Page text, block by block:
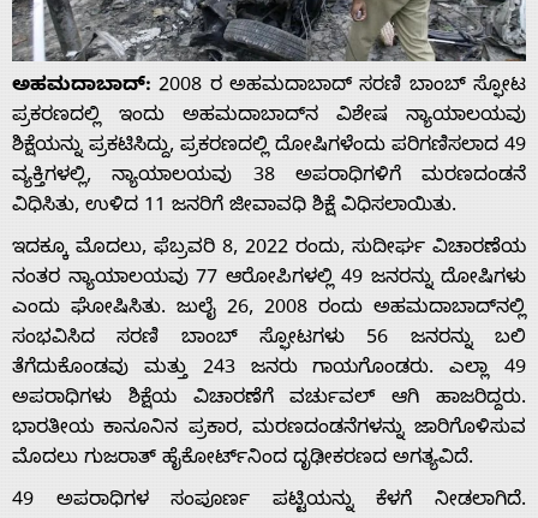
Home
About
ಅಹಮದಾಬಾದ್: 2008 ರ ಅಹಮದಾಬಾದ್ ಸರಣಿ ಬಾಂಬ್ ಸ್ಫೋಟ
ಪ್ರಕರಣದಲ್ಲಿ ಇಂದು ಅಹಮದಾಬಾದ್‌ನ ವಿಶೇಷ ನ್ಯಾಯಾಲಯವು
ಶಿಕ್ಷೆಯನ್ನು ಪ್ರಕಟಿಸಿದ್ದು, ಪ್ರಕರಣದಲ್ಲಿ ದೋಷಿಗಳೆಂದು ಪರಿಗಣಿಸಲಾದ 49
ವ್ಯಕ್ತಿಗಳಲ್ಲಿ, ನ್ಯಾಯಾಲಯವು 38 ಅಪರಾಧಿಗಳಿಗೆ ಮರಣದಂಡನೆ
ವಿಧಿಸಿತು, ಉಳಿದ 11 ಜನರಿಗೆ ಜೀವಾವಧಿ ಶಿಕ್ಷೆ ವಿಧಿಸಲಾಯಿತು.
ಇದಕ್ಕೂ ಮೊದಲು, ಫೆಬ್ರವರಿ 8, 2022 ರಂದು, ಸುದೀರ್ಘ ವಿಚಾರಣೆಯ
ನಂತರ ನ್ಯಾಯಾಲಯವು 77 ಆರೋಪಿಗಳಲ್ಲಿ 49 ಜನರನ್ನು ದೋಷಿಗಳು
ಎಂದು ಘೋಷಿಸಿತು. ಜುಲೈ 26, 2008 ರಂದು ಅಹಮದಾಬಾದ್‌ನಲ್ಲಿ
ಸಂಭವಿಸಿದ ಸರಣಿ ಬಾಂಬ್ ಸ್ಫೋಟಗಳು 56 ಜನರನ್ನು ಬಲಿ
ತೆಗೆದುಕೊಂಡವು ಮತ್ತು 243 ಜನರು ಗಾಯಗೊಂಡರು. ಎಲ್ಲಾ 49
ಅಪರಾಧಿಗಳು ಶಿಕ್ಷೆಯ ವಿಚಾರಣೆಗೆ ವರ್ಚುವಲ್ ಆಗಿ ಹಾಜರಿದ್ದರು.
ಭಾರತೀಯ ಕಾನೂನಿನ ಪ್ರಕಾರ, ಮರಣದಂಡನೆಗಳನ್ನು ಜಾರಿಗೊಳಿಸುವ
ಮೊದಲು ಗುಜರಾತ್ ಹೈಕೋರ್ಟ್‌ನಿಂದ ದೃಢೀಕರಣದ ಅಗತ್ಯವಿದೆ.
49 ಅಪರಾಧಿಗಳ ಸಂಪೂರ್ಣ ಪಟ್ಟಿಯನ್ನು ಕೆಳಗೆ ನೀಡಲಾಗಿದೆ.